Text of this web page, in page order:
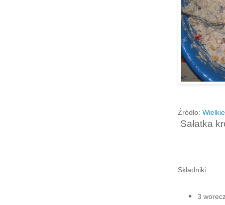
Źródło:
Sałatka
Składniki:
3